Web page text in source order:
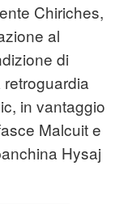
Chiriches,
al
di
in vantaggio
Malcuit e
Hysaj